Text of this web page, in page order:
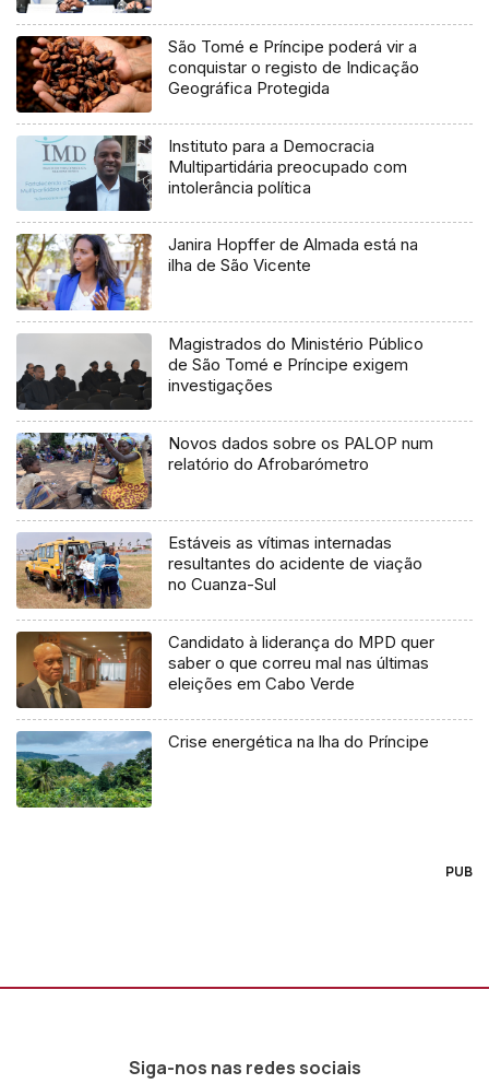
São Tomé e Príncipe poderá vir a
conquistar o registo de Indicação
Geográfica Protegida
Instituto para a Democracia
Multipartidária preocupado com
intolerância política
Janira Hopffer de Almada está na
ilha de São Vicente
Magistrados do Ministério Público
de São Tomé e Príncipe exigem
investigações
Novos dados sobre os PALOP num
relatório do Afrobarómetro
Estáveis as vítimas internadas
resultantes do acidente de viação
no Cuanza-Sul
Candidato à liderança do MPD quer
saber o que correu mal nas últimas
eleições em Cabo Verde
Crise energética na lha do Príncipe
PUB
Siga-nos nas redes sociais